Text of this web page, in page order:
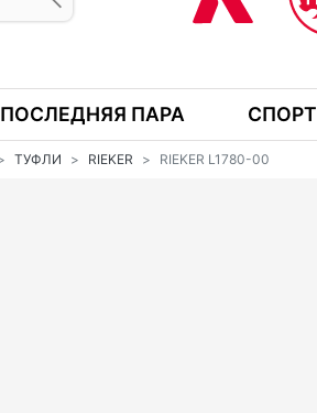
ПОСЛЕДНЯЯ ПАРА СПОРТ
ТУФЛИ RIEKER RIEKER L1780-00